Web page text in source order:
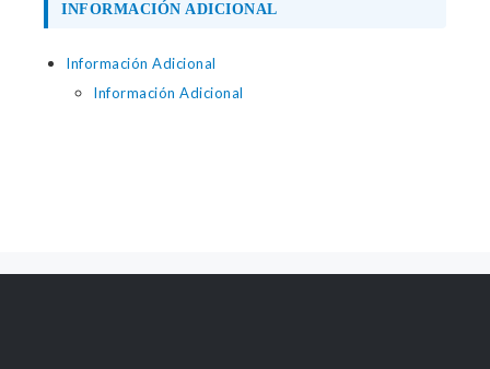
INFORMACIÓN ADICIONAL
Información Adicional
Información Adicional